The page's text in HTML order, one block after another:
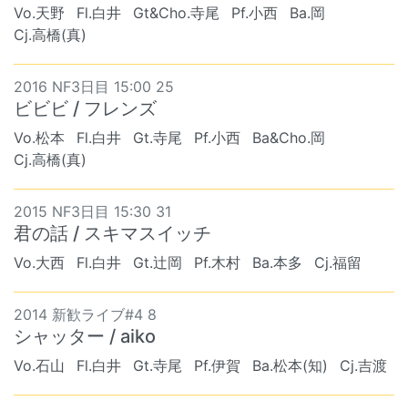
Vo.天野 Fl.白井 Gt&Cho.寺尾 Pf.小西
Ba.岡
Cj.高橋(真)
2016 NF3日目 15:00 25
ビビビ / フレンズ
Vo.松本 Fl.白井 Gt.寺尾 Pf.小西
Ba&Cho.岡
Cj.高橋(真)
2015 NF3日目 15:30 31
君の話 / スキマスイッチ
Vo.大西 Fl.白井 Gt.辻岡 Pf.木村 Ba.本多 Cj.福留
2014 新歓ライブ#4 8
シャッター / aiko
Vo.石山 Fl.白井 Gt.寺尾 Pf.伊賀 Ba.松本(知) Cj.吉渡